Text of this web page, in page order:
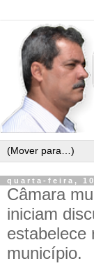
quarta-feira, 10
Câmara
iniciam
estabelece
município.